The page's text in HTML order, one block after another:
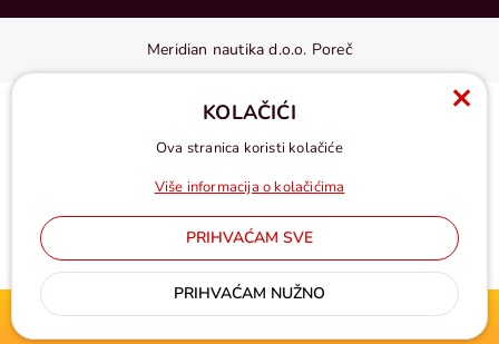
Meridian nautika d.o.o. Poreč
Cijene u eurima, pdv uključen
KOLAČIĆI
Ova stranica koristi kolačiće
Više informacija o kolačićima
PRIHVAĆAM SVE
PRIHVAĆAM NUŽNO